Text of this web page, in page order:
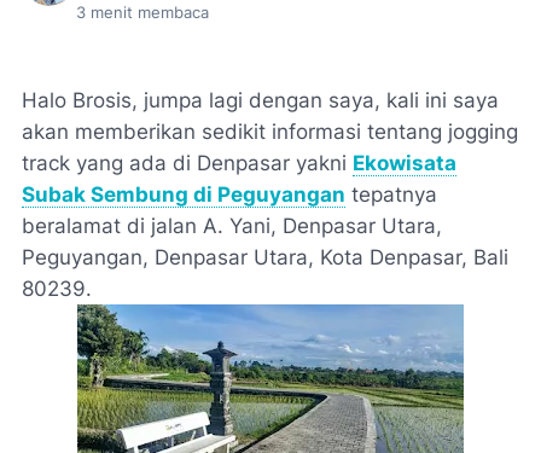
3 menit membaca
Halo Brosis, jumpa lagi dengan saya, kali ini saya
akan memberikan sedikit informasi tentang jogging
track yang ada di Denpasar yakni Ekowisata
Subak Sembung di Peguyangan tepatnya
beralamat di jalan A. Yani, Denpasar Utara,
Peguyangan, Denpasar Utara, Kota Denpasar, Bali
80239.